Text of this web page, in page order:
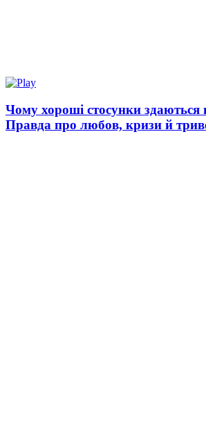
Чому хороші стосунки здаються
Правда про любов, кризи й